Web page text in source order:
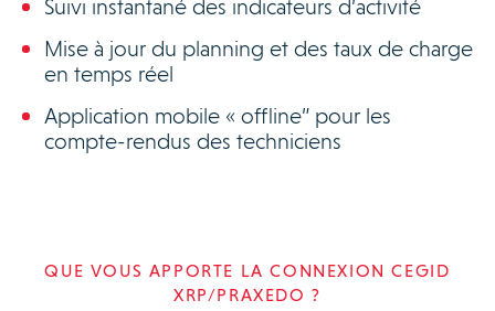
Suivi instantané des indicateurs d’activité
Mise à jour du planning et des taux de charge
en temps réel
Application mobile « offline” pour les
compte-rendus des techniciens
QUE VOUS APPORTE LA CONNEXION CEGID
XRP/PRAXEDO ?